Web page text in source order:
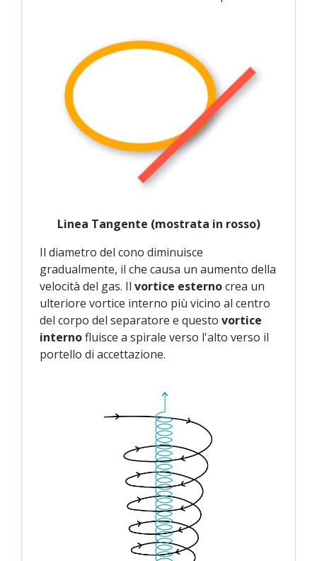
Linea Tangente (mostrata in rosso)
Il diametro del cono diminuisce
gradualmente, il che causa un aumento della
velocità del gas. Il vortice esternocrea un
ulteriore vortice interno più vicino al centro
del corpo del separatore e questo vortice
internofluisce a spirale verso l'alto verso il
portello di accettazione.